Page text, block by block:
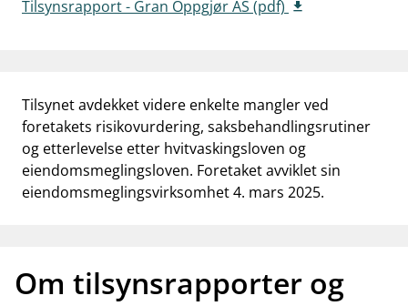
Tilsynsrapport - Gran Oppgjør AS (pdf)
Tilsynet avdekket videre enkelte mangler ved
foretakets risikovurdering, saksbehandlingsrutiner
og etterlevelse etter hvitvaskingsloven og
eiendomsmeglingsloven. Foretaket avviklet sin
eiendomsmeglingsvirksomhet 4. mars 2025.
Om tilsynsrapporter og